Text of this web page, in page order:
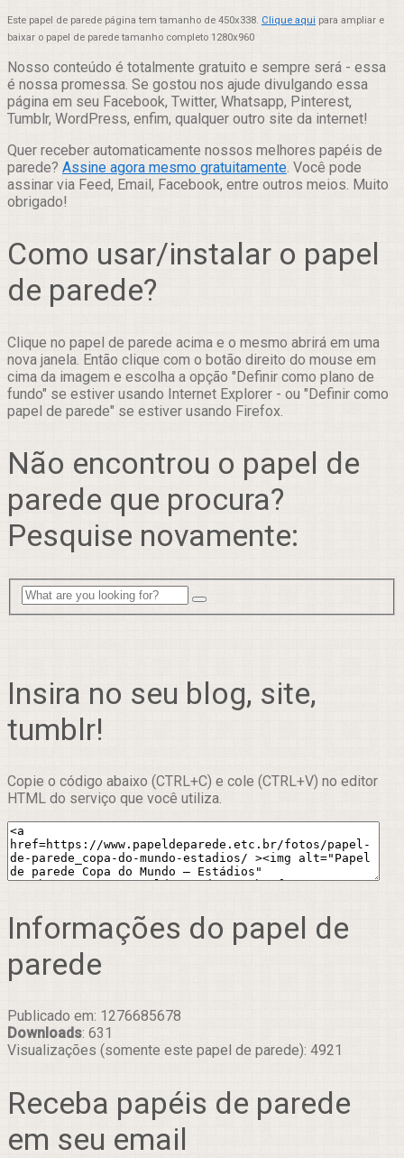
Este papel de parede página tem tamanho de 450x338. Clique aqui para ampliar e
baixar o papel de parede tamanho completo 1280x960
Nosso conteúdo é totalmente gratuito e sempre será - essa
é nossa promessa. Se gostou nos ajude divulgando essa
página em seu Facebook, Twitter, Whatsapp, Pinterest,
Tumblr, WordPress, enfim, qualquer outro site da internet!
Quer receber automaticamente nossos melhores papéis de
parede? Assine agora mesmo gratuitamente. Você pode
assinar via Feed, Email, Facebook, entre outros meios. Muito
obrigado!
Como usar/instalar o papel
de parede?
Clique no papel de parede acima e o mesmo abrirá em uma
nova janela. Então clique com o botão direito do mouse em
cima da imagem e escolha a opção "Definir como plano de
fundo" se estiver usando Internet Explorer - ou "Definir como
papel de parede" se estiver usando Firefox.
Não encontrou o papel de
parede que procura?
Pesquise novamente:
Insira no seu blog, site,
tumblr!
Copie o código abaixo (CTRL+C) e cole (CTRL+V) no editor
HTML do serviço que você utiliza.
Informações do papel de
parede
Publicado em: 1276685678
Downloads: 631
Visualizações (somente este papel de parede): 4921
Receba papéis de parede
em seu email